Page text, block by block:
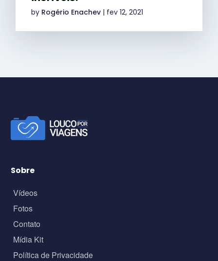
by Rogério Enachev | fev 12, 2021
Sobre
Vídeos
Fotos
Contato
Mídia Kit
Política de Privacidade